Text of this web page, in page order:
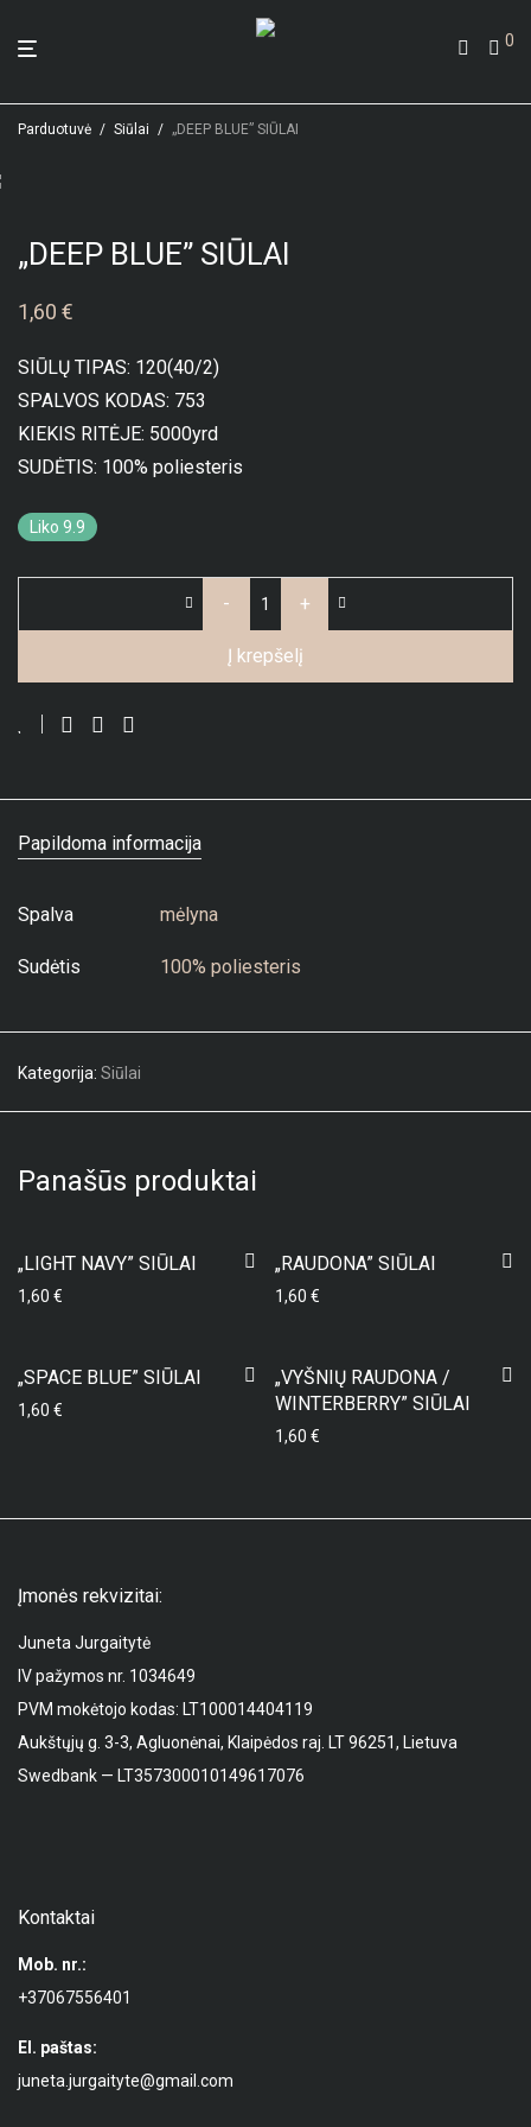
0
Parduotuvė / Siūlai / „DEEP BLUE” SIŪLAI
„DEEP BLUE” SIŪLAI
1,60 €
SIŪLŲ TIPAS: 120(40/2)
SPALVOS KODAS: 753
KIEKIS RITĖJE: 5000yrd
SUDĖTIS: 100% poliesteris
Liko 9.9
- +
Į krepšelį
Papildoma informacija
Spalva mėlyna
Sudėtis 100% poliesteris
Kategorija: Siūlai
Panašūs produktai
„LIGHT NAVY” SIŪLAI
1,60 €
„RAUDONA” SIŪLAI
1,60 €
„SPACE BLUE” SIŪLAI
1,60 €
„VYŠNIŲ RAUDONA /
WINTERBERRY” SIŪLAI
1,60 €
Įmonės rekvizitai:
Juneta Jurgaitytė
IV pažymos nr. 1034649
PVM mokėtojo kodas: LT100014404119
Aukštųjų g. 3-3, Agluonėnai, Klaipėdos raj. LT 96251, Lietuva
Swedbank — LT357300010149617076
Kontaktai
Mob. nr.:
+37067556401
El. paštas:
juneta.jurgaityte@gmail.com